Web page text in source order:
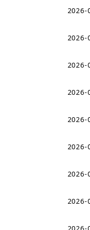
2026-
2026-
2026-
2026-
2026-
2026-
2026-
2026-